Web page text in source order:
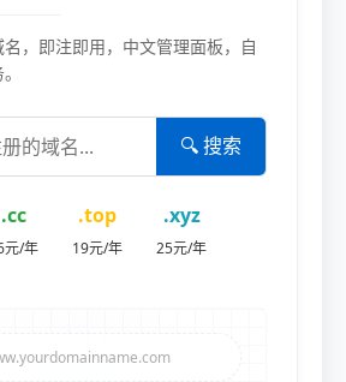
，即注即用，中文管理面板，自
🔍 搜索
.cc
元/年
.top
19元/年
.xyz
25元/年